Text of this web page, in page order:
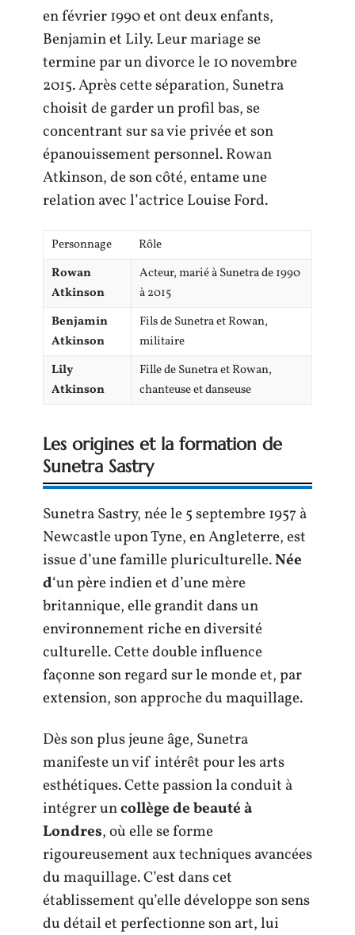
en février 1990 et ont deux enfants,
Benjamin et Lily. Leur mariage se
termine par un divorce le 10 novembre
2015. Après cette séparation, Sunetra
choisit de garder un profil bas, se
concentrant sur sa vie privée et son
épanouissement personnel. Rowan
Atkinson, de son côté, entame une
relation avec l’actrice Louise Ford.
Personnage
Rôle
Rowan
Atkinson
Acteur, marié à Sunetra de 1990
à 2015
Benjamin
Atkinson
Fils de Sunetra et Rowan,
militaire
Lily
Atkinson
Fille de Sunetra et Rowan,
chanteuse et danseuse
Les origines et la formation de
Sunetra Sastry
Sunetra Sastry, née le 5 septembre 1957 à
Newcastle upon Tyne, en Angleterre, est
issue d’une famille pluriculturelle.Née
d‘un père indien et d’une mère
britannique, elle grandit dans un
environnement riche en diversité
culturelle. Cette double influence
façonne son regard sur le monde et, par
extension, son approche du maquillage.
Dès son plus jeune âge, Sunetra
manifeste un vif intérêt pour les arts
esthétiques. Cette passion la conduit à
intégrer uncollège de beauté à
Londres, où elle se forme
rigoureusement aux techniques avancées
du maquillage. C’est dans cet
établissement qu’elle développe son sens
du détail et perfectionne son art, lui